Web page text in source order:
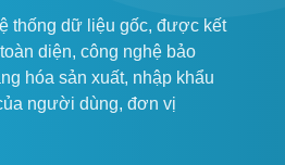
thống dữ liệu gốc, được kết
diện, công nghệ bảo
hóa sản xuất, nhập khẩu
người dùng, đơn vị